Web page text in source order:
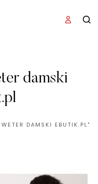
damski
DAMSKI EBUTIK.PL"